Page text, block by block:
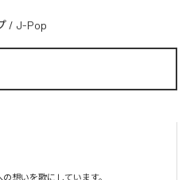
/ J-Pop
想いを歌にしています。